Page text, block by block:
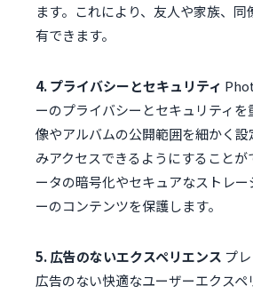
ます。これにより、友人や家族、
有できます。
4. プライバシーとセキュリティ
ーのプライバシーとセキュリティ
像やアルバムの公開範囲を細かく
みアクセスできるようにすること
ータの暗号化やセキュアなストレ
ーのコンテンツを保護します。
5. 広告のないエクスペリエンス プ
広告のない快適なユーザーエクス